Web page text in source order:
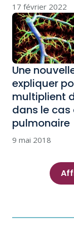
17 février 2022
Une
expliquer
multiplient
dans le cas
pulmonaire
9 mai 2018